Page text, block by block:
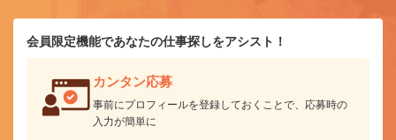
会員限定機能であなたの仕事探しをアシスト！
カンタン応募
事前にプロフィールを登録しておくことで、応募時の
入力が簡単に